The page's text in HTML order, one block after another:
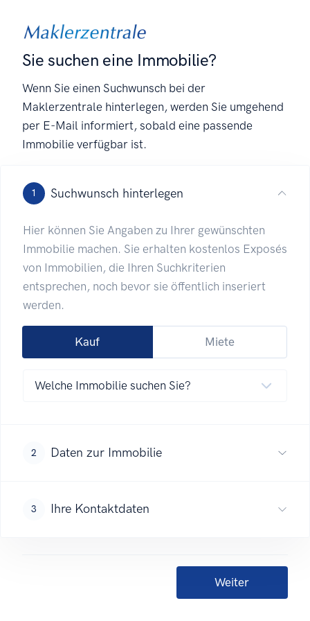
Sie suchen eine Immobilie?
Wenn Sie einen Suchwunsch bei der
Maklerzentrale hinterlegen, werden Sie umgehend
per E-Mail informiert, sobald eine passende
Immobilie verfügbar ist.
1 Suchwunsch hinterlegen
Hier können Sie Angaben zu Ihrer gewünschten
Immobilie machen. Sie erhalten kostenlos Exposés
von Immobilien, die Ihren Suchkriterien
entsprechen, noch bevor sie öffentlich inseriert
werden.
Kauf Miete
2 Daten zur Immobilie
3 Ihre Kontaktdaten
Weiter